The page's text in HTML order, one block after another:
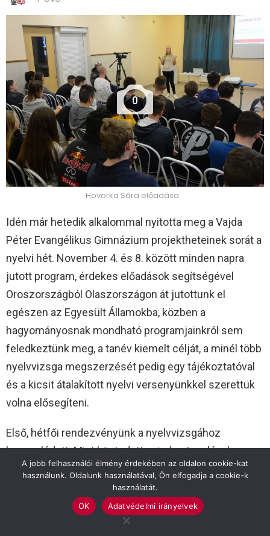
0
Hovorka Sára előadása
Idén már hetedik alkalommal nyitotta meg a Vajda
Péter Evangélikus Gimnázium projektheteinek sorát a
nyelvi hét. November 4. és 8. között minden napra
jutott program, érdekes előadások segítségével
Oroszországból Olaszországon át jutottunk el
egészen az Egyesült Államokba, közben a
hagyományosnak mondható programjainkról sem
feledkeztünk meg, a tanév kiemelt célját, a minél több
nyelvvizsga megszerzését pedig egy tájékoztatóval
és a kicsit átalakított nyelvi versenyünkkel szerettük
volna elősegíteni.
Első, hétfői rendezvényünk a nyelvvizsgához
kapcsolódott. Mint köztudott, minden tanulónak
minimum egy középfokú vizsgával kell rendelkeznie
ahhoz, hogy diplomához jusson. Tavaly a diákjaink
között nagyon népszerű Origó nyelvvizsgát mutattuk
be, idén egy másik lehetőséget is szerettünk volna
A jobb felhasználói élmény érdekében az oldalon cookie-kat
használunk. Oldalunk használatával, Ön elfogadja a cookie-k
használatát.
OK
Adatvédelmi irányelvek